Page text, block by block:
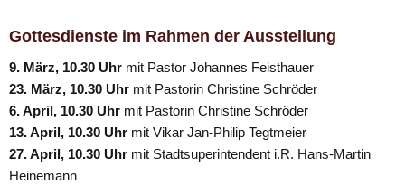
Gottesdienste im Rahmen der Ausstellung
9. März, 10.30 Uhr mit Pastor Johannes Feisthauer
23. März, 10.30 Uhr mit Pastorin Christine Schröder
6. April, 10.30 Uhr mit Pastorin Christine Schröder
13. April, 10.30 Uhr mit Vikar Jan-Philip Tegtmeier
27. April, 10.30 Uhr mit Stadtsuperintendent i.R. Hans-Martin
Heinemann